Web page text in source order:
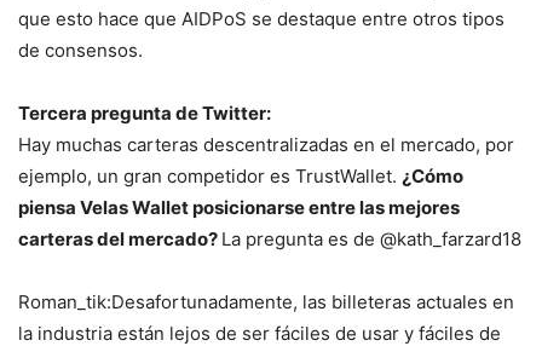
que esto hace que AIDPoS se destaque entre otros tipos
de consensos.
Tercera pregunta de Twitter:
Hay muchas carteras descentralizadas en el mercado, por
ejemplo, un gran competidor es TrustWallet. ¿Cómo
piensa Velas Wallet posicionarse entre las mejores
carteras del mercado? La pregunta es de @kath_farzard18
Roman_tik:Desafortunadamente, las billeteras actuales en
la industria están lejos de ser fáciles de usar y fáciles de